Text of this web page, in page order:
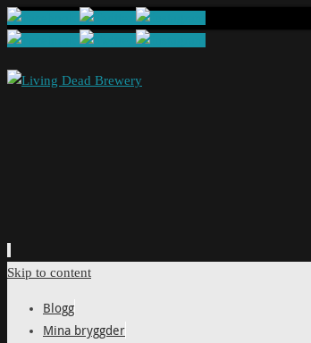
Skip to content
Blogg
Mina bryggder